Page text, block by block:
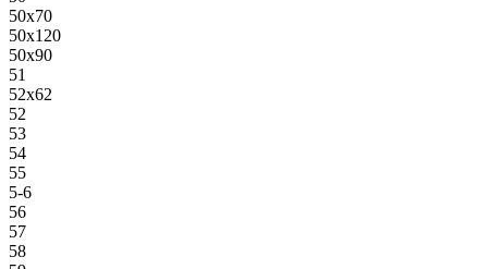
50х70
50х120
50х90
51
52х62
52
53
54
55
5-6
56
57
58